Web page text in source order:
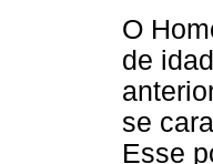
O
de
se
Esse